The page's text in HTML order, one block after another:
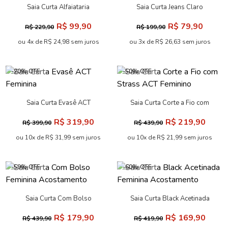
Saia Curta Alfaiataria
R$ 229,90 R$ 99,90
ou 4x de R$ 24,98 sem juros
Saia Curta Jeans Claro
R$ 199,90 R$ 79,90
ou 3x de R$ 26,63 sem juros
-20% OFF
Saia Curta Evasê ACT
R$ 399,90 R$ 319,90
ou 10x de R$ 31,99 sem juros
-50% OFF
Saia Curta Corte a Fio com
R$ 439,90 R$ 219,90
ou 10x de R$ 21,99 sem juros
-59% OFF
Saia Curta Com Bolso
R$ 439,90 R$ 179,90
-60% OFF
Saia Curta Black Acetinada
R$ 419,90 R$ 169,90